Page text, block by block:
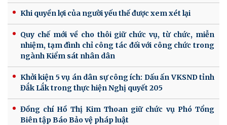
Khi quyền lợi của người yếu thế được xem xét lại
Quy chế mới về cho thôi giữ chức vụ, từ chức, miễn
nhiệm, tạm đình chỉ công tác đối với công chức trong
ngành Kiểm sát nhân dân
Khởi kiện 5 vụ án dân sự công ích: Dấu ấn VKSND tỉnh
Đắk Lắk trong thực hiện Nghị quyết 205
Đồng chí Hồ Thị Kim Thoan giữ chức vụ Phó Tổng
Biên tập Báo Bảo vệ pháp luật